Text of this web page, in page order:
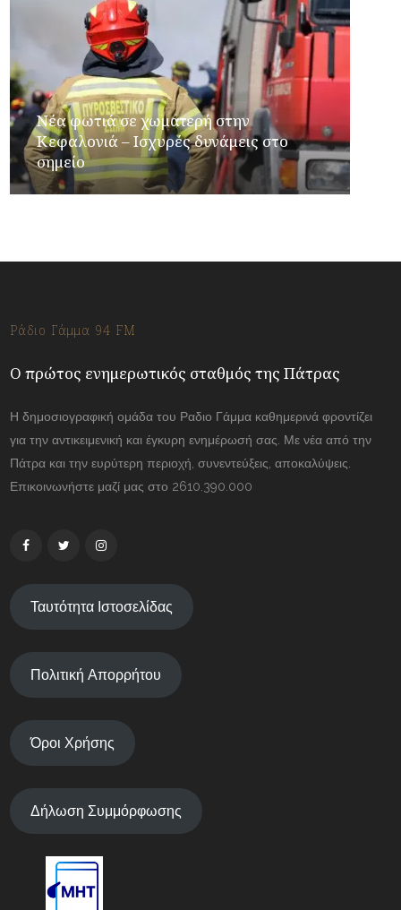
Νέα φωτιά σε χωματερή στην
Κεφαλονιά – Ισχυρές δυνάμεις στο
σημείο
Ράδιο Γάμμα 94 FM
Ο πρώτος ενημερωτικός σταθμός της Πάτρας
Η δημοσιογραφική ομάδα του Ραδιο Γάμμα καθημερινά φροντίζει
για την αντικειμενική και έγκυρη ενημέρωσή σας. Με νέα από την
Πάτρα και την ευρύτερη περιοχή, συνεντεύξεις, αποκαλύψεις.
Επικοινωνήστε μαζί μας στο 2610.390.000
Ταυτότητα Ιστοσελίδας
Πολιτική Απορρήτου
Όροι Χρήσης
Δήλωση Συμμόρφωσης